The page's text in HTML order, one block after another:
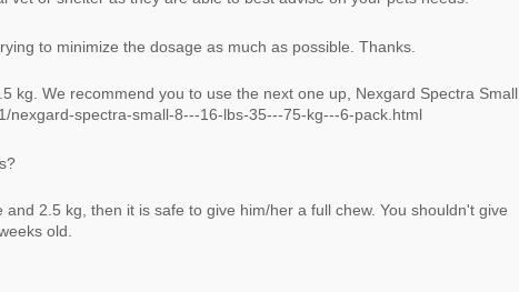
to minimize the dosage as much as possible. Thanks.
kg. We recommend you to use the next one up, Nexgard Spectra Small.
nexgard-spectra-small-8---16-lbs-35---75-kg---6-pack.html
2.5 kg, then it is safe to give him/her a full chew. You shouldn't give
old.